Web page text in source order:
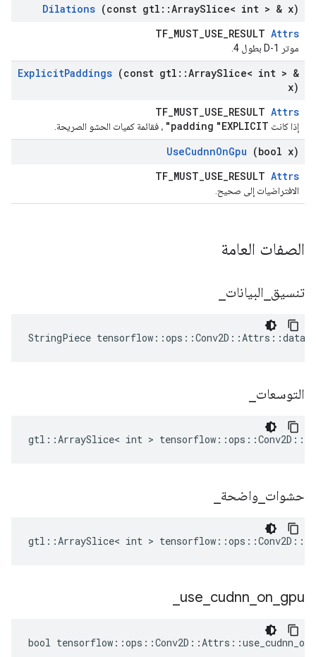
Dilations (const gtl ::ArraySlice< int > & x)
TF_MUST_USE_RESULT Attrs
موتر 1-D بطول 4.
ExplicitPaddings (const gtl ::ArraySlice< int > &
x)
TF_MUST_USE_RESULT Attrs
إذا كانت padding "EXPLICIT" ، فقائمة كميات الحشو الصريحة.
UseCudnnOnGpu (bool x)
TF_MUST_USE_RESULT Attrs
الافتراضيات إلى صحيح.
الصفات العامة
تنسيق البيانات
StringPiece
التوسعات
gtl::ArraySlice< int >
حشوات واضحة
gtl::ArraySlice< int >
use cudnn on gpu
bool